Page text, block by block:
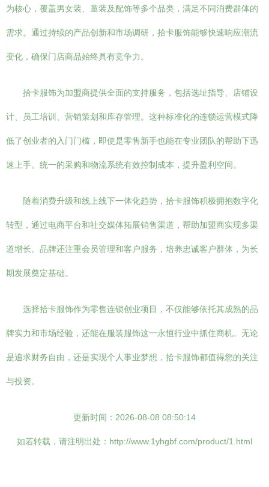
为核心，覆盖男女装、童装及配饰等多个品类，满足不同消费群体的
需求。通过持续的产品创新和市场调研，拾卡服饰能够快速响应潮流
变化，确保门店商品始终具有竞争力。
拾卡服饰为加盟商提供全面的支持服务，包括选址指导、店铺设
计、员工培训、营销策划和库存管理。这种标准化的连锁运营模式降
低了创业者的入门门槛，即使是零售新手也能在专业团队的帮助下迅
速上手。统一的采购和物流系统有效控制成本，提升盈利空间。
随着消费升级和线上线下一体化趋势，拾卡服饰积极拥抱数字化
转型，通过电商平台和社交媒体拓展销售渠道，帮助加盟商实现多渠
道增长。品牌还注重会员管理和客户服务，培养忠诚客户群体，为长
期发展奠定基础。
选择拾卡服饰作为零售连锁创业项目，不仅能够依托其成熟的品
牌实力和市场经验，还能在服装服饰这一永恒行业中抓住商机。无论
是追求财务自由，还是实现个人事业梦想，拾卡服饰都值得您的关注
与投资。
更新时间：2026-08-08 08:50:14
如若转载，请注明出处：http://www.1yhgbf.com/product/1.html